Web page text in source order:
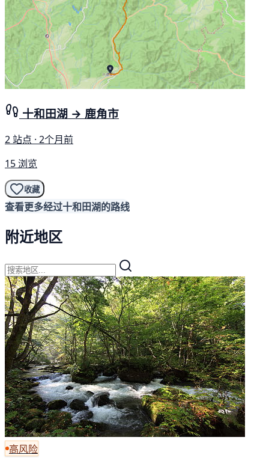
十和田湖 → 鹿角市
2 站点 · 2个月前
15 浏览
收藏
查看更多经过十和田湖的路线
附近地区
高风险